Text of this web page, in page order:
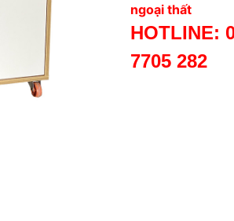
ngoại thất
HOTLINE:
7705 282